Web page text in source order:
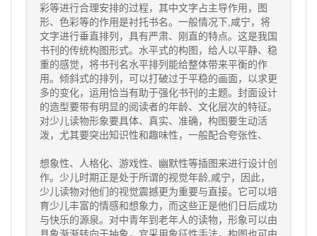
彩等进行合理安排的过程，其中文字占主导作用，图
形、色彩等的作用是衬托书名。一般情况下,咸宁，将
文字进行垂直排列，具有严肃、刚直的特点。这是我国
书刊的传统构图形式。水平式的构图，给人以平静、稳
重的感觉，将书刊名水平排列能给整体带来平衡的作
用。倾斜式的排列，可以打破过于平稳的画面，以求更
多的变化，运用恰当有助于强化书刊的主题。封面设计
的造型要带有明显的阅读者的年龄、文化层次的特征。
对少儿读物形象要具体、真实、准确，构图要生动活
泼，尤其要突出知识性和趣味性，一般配合夸张性、
想象性、人格化、游戏性、幽默性等插图来进行设计创
作。少儿时期正是处于所谓的视觉年龄,咸宁，因此，
少儿读物对他们的视觉震撼更为重要与直接。它可以培
育少儿丰富的情感和想象力，而这些正是他们日后成功
与快乐的源泉。对中青年到老年人的读物，形象可以由